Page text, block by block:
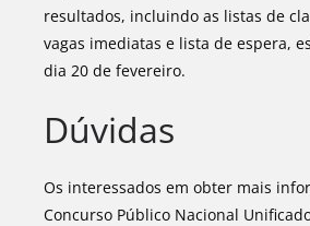
resultados, incluindo as listas de
vagas imediatas e lista de espera,
dia 20 de fevereiro.
Dúvidas
Os interessados em obter mais
Concurso Público Nacional